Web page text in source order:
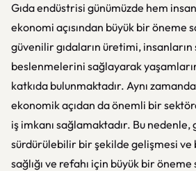
Gıda endüstrisi günümüzde hem
ekonomi açısından büyük bir öneme
güvenilir gıdaların üretimi, insanların
beslenmelerini sağlayarak
katkıda bulunmaktadır. Aynı
ekonomik açıdan da önemli bir
iş imkanı sağlamaktadır. Bu nedenle,
sürdürülebilir bir şekilde gelişmesi ve
sağlığı ve refahı için büyük bir